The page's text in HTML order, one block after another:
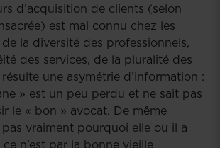
d’acquisition de clients (selon
est mal connu chez les
la diversité des professionnels,
des services, de la pluralité des
une asymétrie d’information :
» est un peu perdu et ne sait pas
le « bon » avocat. De même
pas vraiment pourquoi elle ou il a
n’est par la bonne vieille